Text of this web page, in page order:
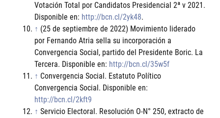
Votación Total por Candidatos Presidencial 2ª v 2021.
Disponible en: http://bcn.cl/2yk48.
↑ (25 de septiembre de 2022) Movimiento liderado
por Fernando Atria sella su incorporación a
Convergencia Social, partido del Presidente Boric. La
Tercera. Disponible en: http://bcn.cl/35w5f
↑ Convergencia Social. Estatuto Político
Convergencia Social. Disponible en:
http://bcn.cl/2kft9
↑ Servicio Electoral. Resolución O-N° 250, extracto de